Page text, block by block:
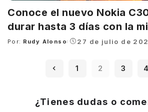
Conoce el nuevo Nokia
durar hasta 3 días con la
Posted
Por: Rudy Alonso 27 de julio de
1 2 3 4
¿Tienes dudas o